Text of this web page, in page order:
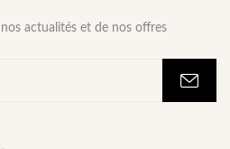
actualités et de nos offres